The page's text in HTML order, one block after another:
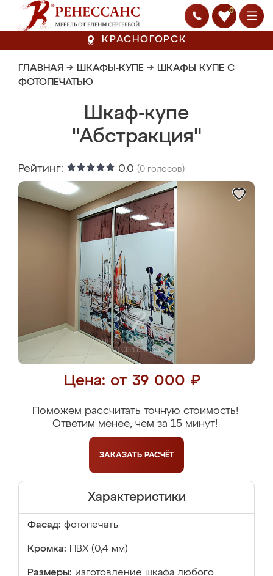
0
КРАСНОГОРСК
ГЛАВНАЯ → ШКАФЫ-КУПЕ → ШКАФЫ КУПЕ С
ФОТОПЕЧАТЬЮ
Шкаф-купе
"Абстракция"
Рейтинг: 0.0 (0 голосов)
Цена: от 39 000 ₽
Поможем рассчитать точную стоимость!
Ответим менее, чем за 15 минут!
ЗАКАЗАТЬ РАСЧЁТ
Характеристики
Фасад: фотопечать
Кромка: ПВХ (0,4 мм)
Размеры: изготовление шкафа любого